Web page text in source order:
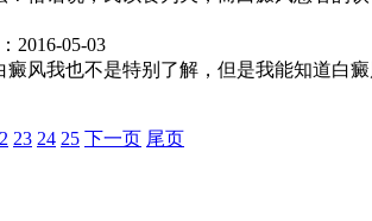
2016-05-03
风我也不是特别了解，但是我能知道白
23 24 25 下一页 尾页